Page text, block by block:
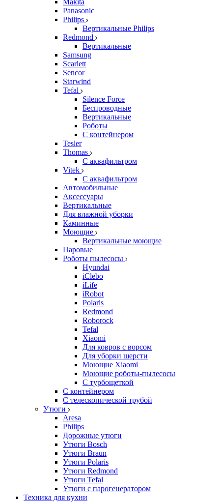
Makita
Panasonic
Philips
Вертикальные Philips
Redmond
Вертикальные
Samsung
Scarlett
Sencor
Starwind
Tefal
Silence Force
Беспроводные
Вертикальные
Роботы
С контейнером
Tesler
Thomas
С аквафильтром
Vitek
С аквафильтром
Автомобильные
Аксессуары
Вертикальные
Для влажной уборки
Каминные
Моющие
Вертикальные моющие
Паровые
Роботы пылесосы
Hyundai
iClebo
iLife
iRobot
Polaris
Redmond
Roborock
Tefal
Xiaomi
Для ковров с ворсом
Для уборки шерсти
Моющие Xiaomi
Моющие роботы-пылесосы
С турбощеткой
С контейнером
С телескопической трубой
Утюги
Aresa
Philips
Дорожные утюги
Утюги Bosch
Утюги Braun
Утюги Polaris
Утюги Redmond
Утюги Tefal
Утюги с парогенератором
Техника для кухни